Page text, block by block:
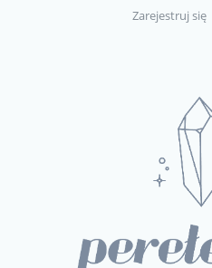
Zarejestruj się